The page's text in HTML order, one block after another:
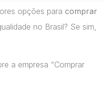
opções para comprar
no Brasil? Se sim,
a empresa “Comprar